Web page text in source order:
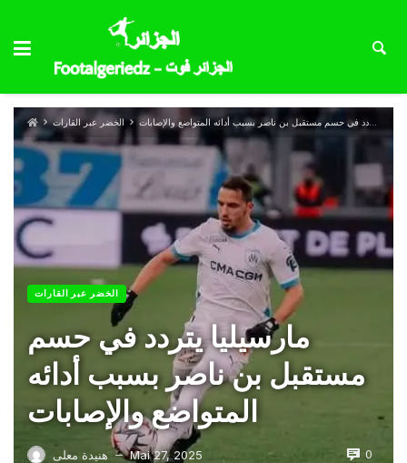
الخضر عبر القارات مارسيليا يتردد في حسم مستقبل بن ناصر بسبب أدائه المتواضع والإصابات
الخضر عبر القارات
مارسيليا يتردد في حسم
مستقبل بن ناصر بسبب أدائه
المتواضع والإصابات
هنيدة معلى — Mai 27, 2025 0